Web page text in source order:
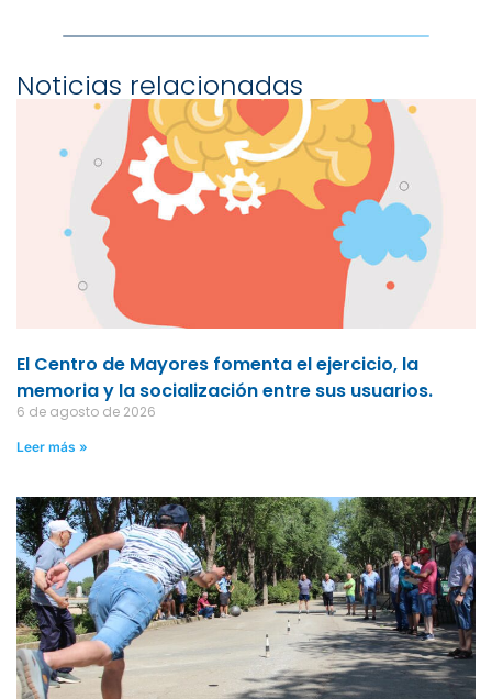
Noticias relacionadas
El Centro de Mayores fomenta el ejercicio, la
memoria y la socialización entre sus usuarios.
6 de agosto de 2026
Leer más »